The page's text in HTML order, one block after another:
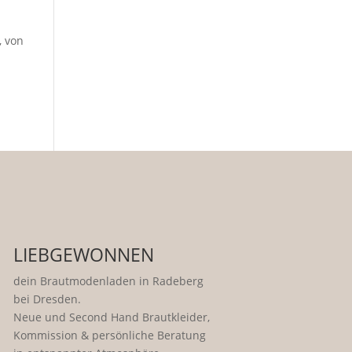
von
LIEBGEWONNEN
dein Brautmodenladen in Radeberg
bei Dresden.
Neue und Second Hand Brautkleider,
Kommission & persönliche Beratung